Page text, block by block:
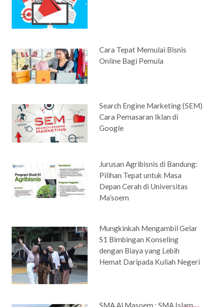
Cara Tepat Memulai Bisnis
Online Bagi Pemula
Search Engine Marketing (SEM)
Cara Pemasaran Iklan di
Google
Jurusan Agribisnis di Bandung:
Pilihan Tepat untuk Masa
Depan Cerah di Universitas
Ma’soem
Mungkinkah Mengambil Gelar
S1 Bimbingan Konseling
dengan Biaya yang Lebih
Hemat Daripada Kuliah Negeri